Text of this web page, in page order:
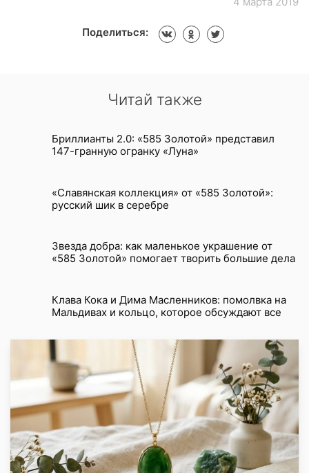
Поделиться:
Читай также
Бриллианты 2.0: «585 Золотой» представил
147-гранную огранку «Луна»
«Славянская коллекция» от «585 Золотой»:
русский шик в серебре
Звезда добра: как маленькое украшение от
«585 Золотой» помогает творить большие дела
Клава Кока и Дима Масленников: помолвка на
Мальдивах и кольцо, которое обсуждают все